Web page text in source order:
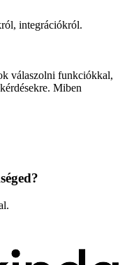
integrációkról.
válaszolni funkciókkal,
Miben